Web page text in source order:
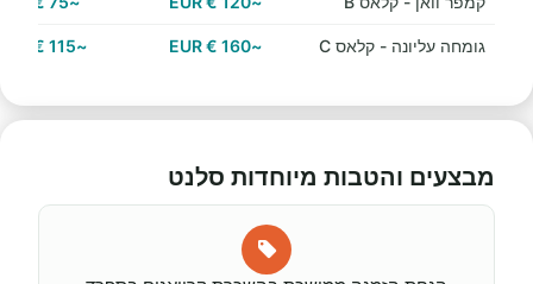
גומחה עליונה - קלאס C ~160 € EUR
~115 € EUR
מבצעים והטבות מיוחדות סלנט